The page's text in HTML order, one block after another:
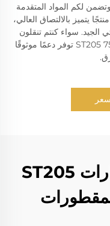
لكم المواد المتقدمة
يتميز بالالتصاق العالي،
الجيد. سواء كنتم تنقلون
بضائع أو تجرّون معدات، فإن إطارات ST205 75R15 توفر دعمًا موثوقًا
المزايا الرئيسية لإطارات ST205